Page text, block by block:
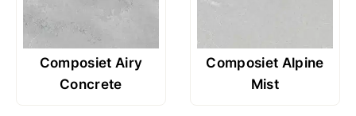
Composiet Airy
Concrete
Composiet Alpine
Mist